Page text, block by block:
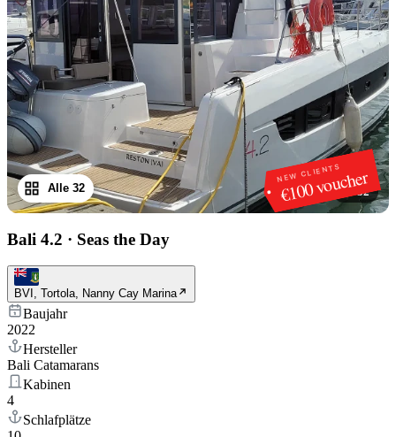
NEW CLIENTS
€100 voucher
1/32
Alle 32
Bali 4.2 · Seas the Day
BVI, Tortola, Nanny Cay Marina
Baujahr
2022
Hersteller
Bali Catamarans
Kabinen
4
Schlafplätze